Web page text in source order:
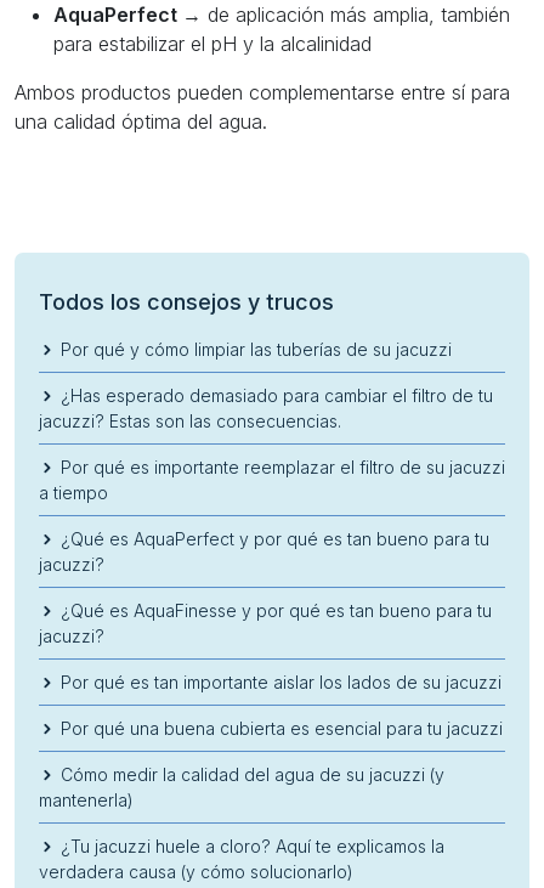
AquaPerfect → de aplicación más amplia, también
para estabilizar el pH y la alcalinidad
Ambos productos pueden complementarse entre sí para
una calidad óptima del agua.
Todos los consejos y trucos
Por qué y cómo limpiar las tuberías de su jacuzzi
¿Has esperado demasiado para cambiar el filtro de tu
jacuzzi? Estas son las consecuencias.
Por qué es importante reemplazar el filtro de su jacuzzi
a tiempo
¿Qué es AquaPerfect y por qué es tan bueno para tu
jacuzzi?
¿Qué es AquaFinesse y por qué es tan bueno para tu
jacuzzi?
Por qué es tan importante aislar los lados de su jacuzzi
Por qué una buena cubierta es esencial para tu jacuzzi
Cómo medir la calidad del agua de su jacuzzi (y
mantenerla)
¿Tu jacuzzi huele a cloro? Aquí te explicamos la
verdadera causa (y cómo solucionarlo)